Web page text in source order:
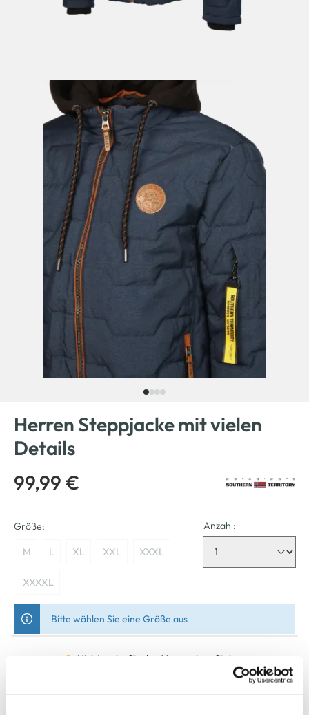
Herren Steppjacke mit vielen
Details
99,99 €
Größe:
M L XL XXL XXXL
XXXXL
Anzahl:
Bitte wählen Sie eine Größe aus
Nicht mehr für den Versand verfügbar